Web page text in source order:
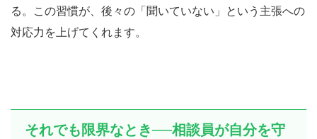
る。この習慣が、後々の「聞いていない」という主張への
対応力を上げてくれます。
それでも限界なとき──相談員が自分を守